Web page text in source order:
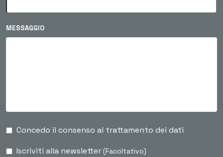
MESSAGGIO
Concedo il consenso al trattamento dei dati
Iscriviti alla newsletter (Facoltativo)